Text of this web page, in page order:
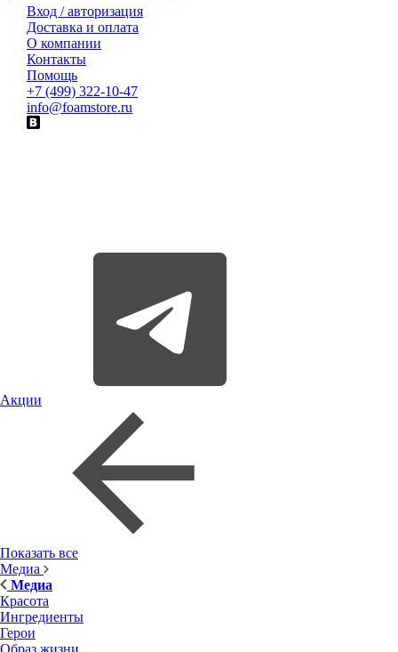
Вход / авторизация
Доставка и оплата
О компании
Контакты
Помощь
+7 (499) 322-10-47
info@foamstore.ru
Акции
Показать все
Медиа
Медиа
Красота
Ингредиенты
Герои
Образ жизни